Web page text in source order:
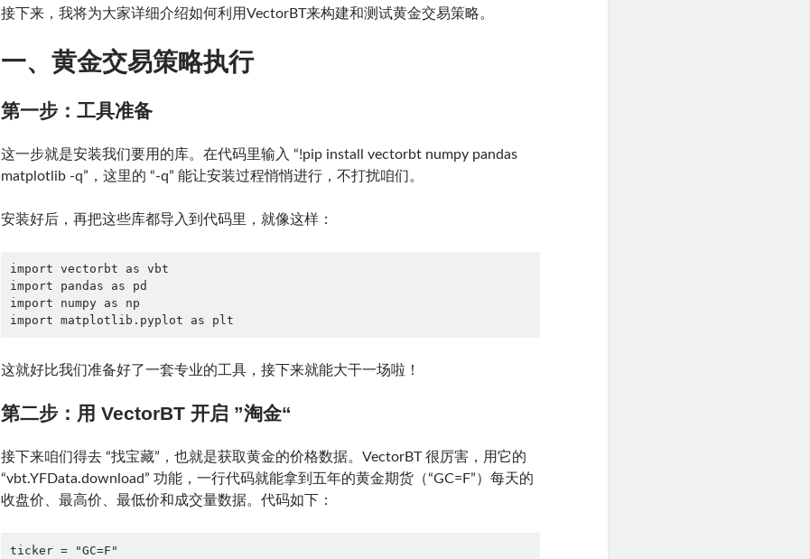
接下来，我将为大家详细介绍如何利用VectorBT来构建和测试黄金交易策略。
一、黄金交易策略执行
第一步：工具准备
这一步就是安装我们要用的库。在代码里输入 “!pip install vectorbt numpy pandas
matplotlib -q”，这里的 “-q” 能让安装过程悄悄进行，不打扰咱们。
安装好后，再把这些库都导入到代码里，就像这样：
import vectorbt as vbt
import pandas as pd
import numpy as np
import matplotlib.pyplot as plt
这就好比我们准备好了一套专业的工具，接下来就能大干一场啦！
第二步：用 VectorBT 开启 ”淘金“
接下来咱们得去 “找宝藏”，也就是获取黄金的价格数据。VectorBT 很厉害，用它的
“vbt.YFData.download” 功能，一行代码就能拿到五年的黄金期货（“GC=F”）每天的
收盘价、最高价、最低价和成交量数据。代码如下：
ticker = "GC=F"